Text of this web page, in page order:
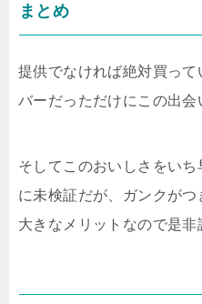
まとめ
提供でなければ絶対買っ
バーだっただけにこの出会
そしてこのおいしさをい
に未検証だが、ガンクが
大きなメリットなので是非